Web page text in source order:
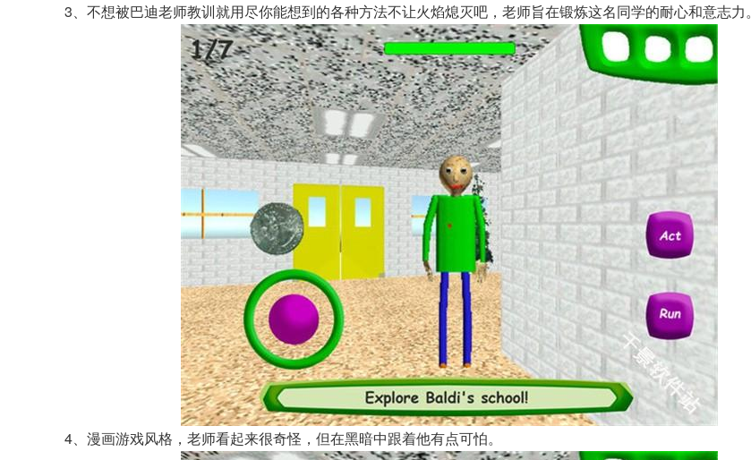
3、不想被巴迪老师教训就用尽你能想到的各种方法不让火焰熄灭吧，老师旨在锻炼这名同学的耐心和意志力。
4、漫画游戏风格，老师看起来很奇怪，但在黑暗中跟着他有点可怕。